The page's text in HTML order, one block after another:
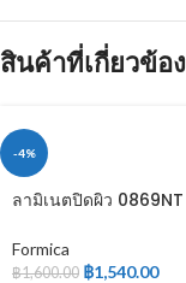
สินค้าที่เกี่ยวข้อง
-4%
ลามิเนตปิดผิว 0869NT
Formica
฿1,600.00 ฿1,540.00